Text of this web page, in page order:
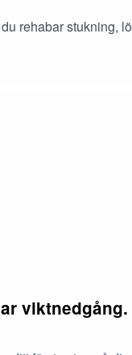
rehabar stukning,
viktnedgång.